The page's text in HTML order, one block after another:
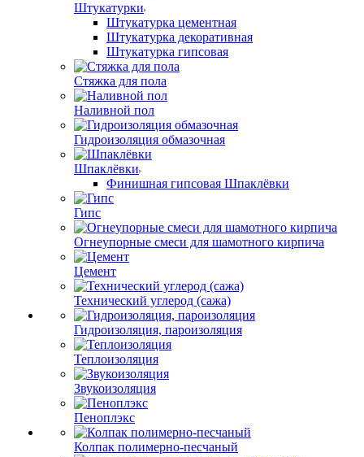
Штукатурки
Штукатурка цементная
Штукатурка декоративная
Штукатурка гипсовая
Стяжка для пола
Наливной пол
Гидроизоляция обмазочная
Шпаклёвки
Финишная гипсовая Шпаклёвки
Гипс
Огнеупорные смеси для шамотного кирпича
Цемент
Технический углерод (сажа)
Гидроизоляция, пароизоляция
Теплоизоляция
Звукоизоляция
Пеноплэкс
Колпак полимерно-песчаный